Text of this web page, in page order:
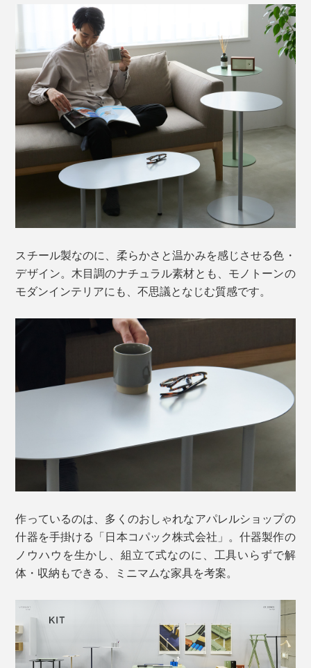
スチール製なのに、柔らかさと温かみを感じさせる色・
デザイン。木目調のナチュラル素材とも、モノトーンの
モダンインテリアにも、不思議となじむ質感です。
作っているのは、多くのおしゃれなアパレルショップの
什器を手掛ける「日本コパック株式会社」。什器製作の
ノウハウを生かし、組立て式なのに、工具いらずで解
体・収納もできる、ミニマムな家具を考案。